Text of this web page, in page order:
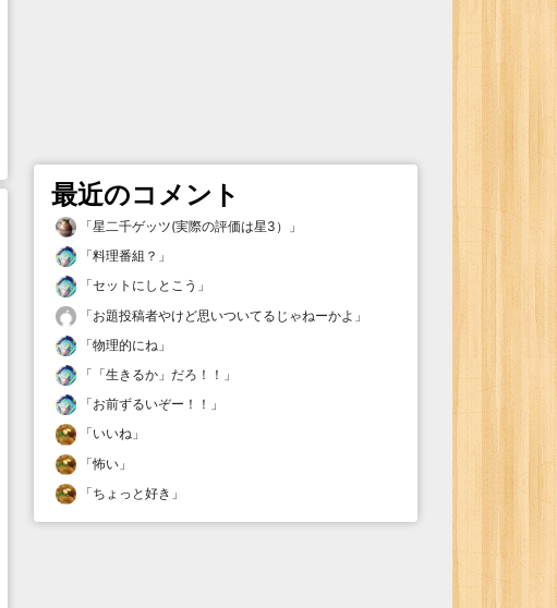
最近のコメント
「星二千ゲッツ(実際の評価は星3）
」
「料理番組？ 」
「セットにしとこう 」
「お題投稿者やけど思いついてるじゃねーかよ 」
「物理的にね 」
「 「生きるか」だろ！！ 」
「お前ずるいぞー！！ 」
「いいね 」
「怖い 」
「ちょっと好き 」